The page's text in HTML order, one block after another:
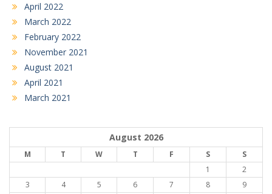
April 2022
March 2022
February 2022
November 2021
August 2021
April 2021
March 2021
August 2026
M T W T F S
S
1
2
3
4 5 6 7 8
9